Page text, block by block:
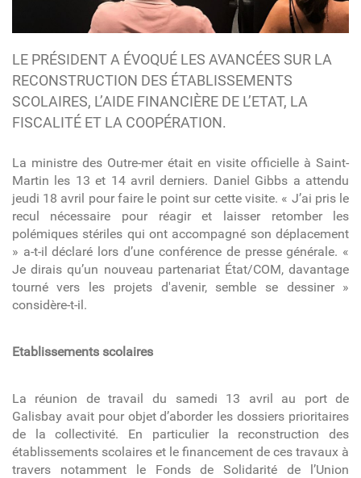
LE PRÉSIDENT A ÉVOQUÉ LES AVANCÉES SUR LA
RECONSTRUCTION DES ÉTABLISSEMENTS
SCOLAIRES, L’AIDE FINANCIÈRE DE L’ETAT, LA
FISCALITÉ ET LA COOPÉRATION.
La ministre des Outre-mer était en visite officielle à Saint-
Martin les 13 et 14 avril derniers. Daniel Gibbs a attendu
jeudi 18 avril pour faire le point sur cette visite. « J’ai pris le
recul nécessaire pour réagir et laisser retomber les
polémiques stériles qui ont accompagné son déplacement
» a-t-il déclaré lors d’une conférence de presse générale. «
Je dirais qu’un nouveau partenariat État/COM, davantage
tourné vers les projets d'avenir, semble se dessiner »
considère-t-il.
Etablissements scolaires
La réunion de travail du samedi 13 avril au port de
Galisbay avait pour objet d’aborder lesdossiers prioritaires
de la collectivité. En particulier la reconstruction des
établissements scolaires et le financement de ces travaux à
travers notamment le Fonds de Solidarité de l’Union